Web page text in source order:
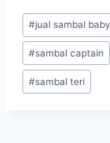
#jual sambal
#sambal captain
#sambal teri